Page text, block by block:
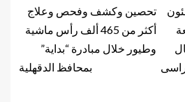
تحصين وكشف وفحص وعلاج
أكثر من 465 ألف رأس ماشية
وطيور خلال مبادرة “بداية”
بمحافظ الدقهلية